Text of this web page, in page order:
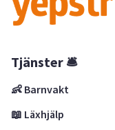
Tjänster 🛎
👶 Barnvakt
📖 Läxhjälp